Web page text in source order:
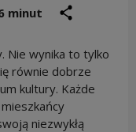
czas czytania
minut
Nie wynika to tylko
równie dobrze
kultury. Każde
niezwykłą